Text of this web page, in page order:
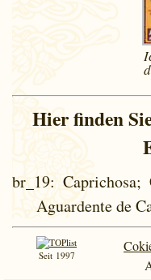
Hier finden
br_19:
Aguardente de
Seit 1997